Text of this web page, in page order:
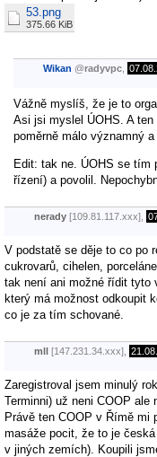
53.png
375.66 KiB
Wikan @radyvpc
Vážně myslíš, že je to
Asi jsi myslel ÚOHS. A
poměrně málo významný
Edit: tak ne. ÚOHS se tím
řízení) a povolil.
nerady [109.81.117.xxx],
V podstatě se děje to co po
cukrovarů, cihelen,
tak není ani možné řídit tyto
který má možnost odkoupit
co je za tím schované.
mll [147.231.34.xxx],
Zaregistroval jsem minulý
Terminni) už neni COOP ale
Právě ten COOP v Římě mi
masáže pocit, že to je
v jiných zemích). Koupili